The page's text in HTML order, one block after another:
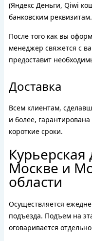
(Яндекс Деньги, Qiwi
банковским реквизитам.
После того как вы
менеджер свяжется с
предоставит
Доставка
Всем клиентам,
и более,
короткие сроки.
Курьерская
Москве и
области
Осуществляется
подъезда. Подъем на
оговаривается